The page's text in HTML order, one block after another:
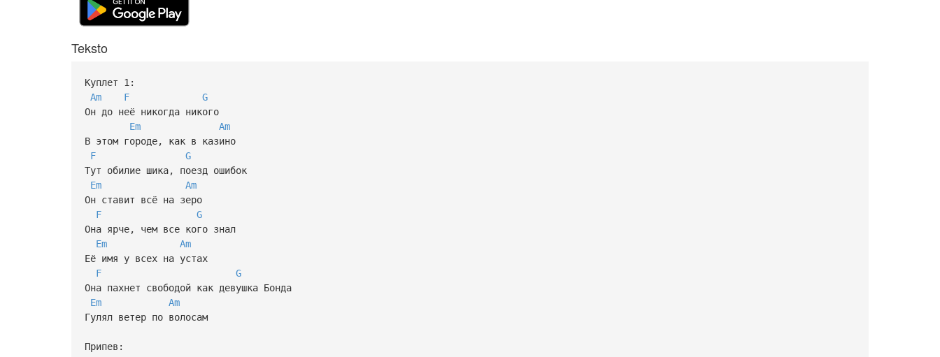
Teksto
Куплет 1:
Am
F
G
Он до неё никогда никого
Em
Am
В этом городе, как в казино
F
G
Тут обилие шика, поезд ошибок
Em
Am
Он ставит всё на зеро
F
G
Она ярче, чем все кого знал
Em
Am
Её имя у всех на устах
F
G
Она пахнет свободой как девушка Бонда
Em
Am
Гулял ветер по волосам
Припев: